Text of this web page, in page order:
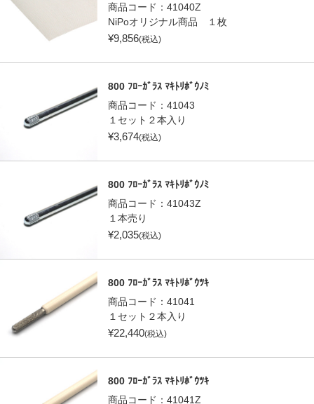
商品コード： 41040Z
NiPoオリジナル商品 １枚
¥9,856(税込)
800 ﾌﾛｰｶﾞﾗｽ ﾏｷﾄﾘﾎﾞｳﾉﾐ
商品コード： 41043
１セット２本入り
¥3,674(税込)
800 ﾌﾛｰｶﾞﾗｽ ﾏｷﾄﾘﾎﾞｳﾉﾐ
商品コード： 41043Z
１本売り
¥2,035(税込)
800 ﾌﾛｰｶﾞﾗｽ ﾏｷﾄﾘﾎﾞｳﾂｷ
商品コード： 41041
１セット２本入り
¥22,440(税込)
800 ﾌﾛｰｶﾞﾗｽ ﾏｷﾄﾘﾎﾞｳﾂｷ
商品コード： 41041Z